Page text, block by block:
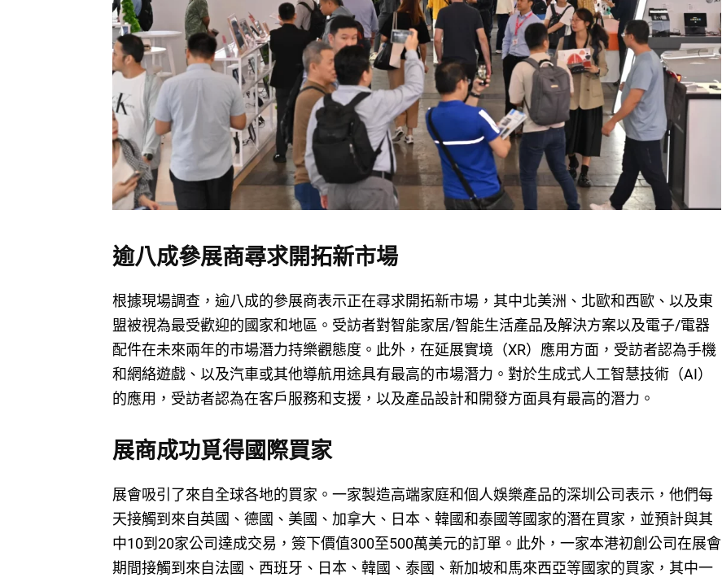
逾八成參展商尋求開拓新市場
根據現場調查，逾八成的參展商表示正在尋求開拓新市場，其中北美洲、北歐和西歐、以及東
盟被視為最受歡迎的國家和地區。受訪者對智能家居/智能生活產品及解決方案以及電子/電器
配件在未來兩年的市場潛力持樂觀態度。此外，在延展實境（XR）應用方面，受訪者認為手機
和網絡遊戲、以及汽車或其他導航用途具有最高的市場潛力。對於生成式人工智慧技術（AI）
的應用，受訪者認為在客戶服務和支援，以及產品設計和開發方面具有最高的潛力。
展商成功覓得國際買家
展會吸引了來自全球各地的買家。一家製造高端家庭和個人娛樂產品的深圳公司表示，他們每
天接觸到來自英國、德國、美國、加拿大、日本、韓國和泰國等國家的潛在買家，並預計與其
中10到20家公司達成交易，簽下價值300至500萬美元的訂單。此外，一家本港初創公司在展會
期間接觸到來自法國、西班牙、日本、韓國、泰國、新加坡和馬來西亞等國家的買家，其中一